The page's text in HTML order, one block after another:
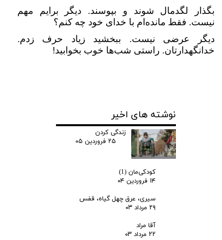
بگذار لگدمال شوند و بپوسند. دیگر برایم مهم
نیست. فقط مانده‌ام با خدای خود چه کنم؟
دیگر عرضی نیست. ببخشید زیاد حرف زدم.
خدانگهدارتان. راستی شب‌ها خوب بخوابید!
نوشته های اخیر
زندگی کردن
۲۵ فروردین ۰۵
کودکی‌مان (1)
۱۴ فروردین ۰۴
سیری، عرق چهل گیاه، قفس
۲۹ مرداد ۰۳
آقا مراد
۲۲ مرداد ۰۳